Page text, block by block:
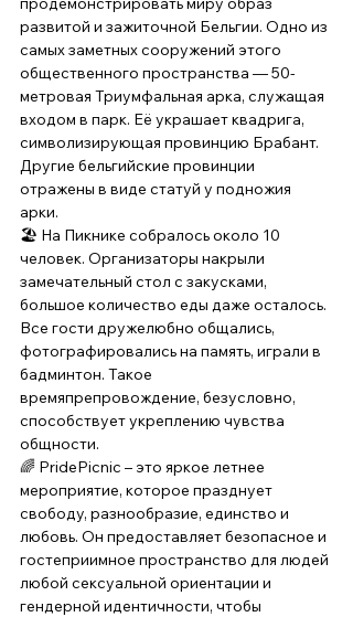
развитой и зажиточной Бельгии. Одно из
самых заметных сооружений этого
общественного пространства — 50-
метровая Триумфальная арка, служащая
входом в парк. Её украшает квадрига,
символизирующая провинцию Брабант.
Другие бельгийские провинции
отражены в виде статуй у подножия
арки.
🏖️ На Пикнике собралось около 10
человек. Организаторы накрыли
замечательный стол с закусками,
большое количество еды даже осталось.
Все гости дружелюбно общались,
фотографировались на память, играли в
бадминтон. Такое
времяпрепровождение, безусловно,
способствует укреплению чувства
общности.
🌈 PridePicnic – это яркое летнее
мероприятие, которое празднует
свободу, разнообразие, единство и
любовь. Он предоставляет безопасное и
гостеприимное пространство для людей
любой сексуальной ориентации и
гендерной идентичности, чтобы